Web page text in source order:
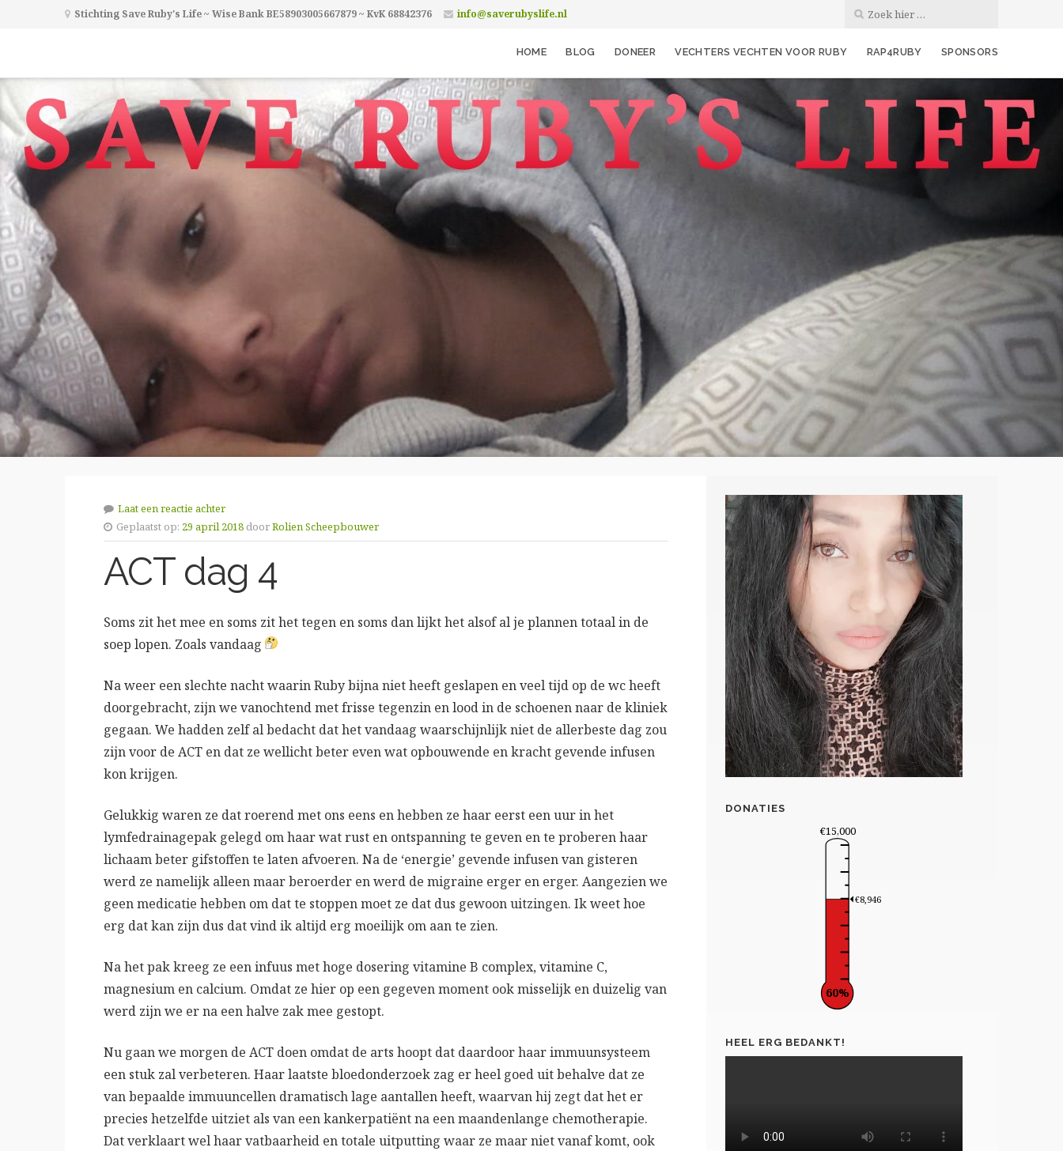
Stichting Save Ruby's Life ~ Wise Bank BE58903005667879 ~ KvK 68842376 info@saverubyslife.nl
HOME BLOG DONEER VECHTERS VECHTEN VOOR RUBY RAP4RUBY SPONSORS
Laat een reactie achter
Geplaatst op: 29 april 2018 doorRolien Scheepbouwer
ACT dag 4
Soms zit het mee en soms zit het tegen en soms dan lijkt het alsof al je plannen totaal in de
soep lopen. Zoals vandaag
Na weer een slechte nacht waarin Ruby bijna niet heeft geslapen en veel tijd op de wc heeft
doorgebracht, zijn we vanochtend met frisse tegenzin en lood in de schoenen naar de kliniek
gegaan. We hadden zelf al bedacht dat het vandaag waarschijnlijk niet de allerbeste dag zou
zijn voor de ACT en dat ze wellicht beter even wat opbouwende en kracht gevende infusen
kon krijgen.
Gelukkig waren ze dat roerend met ons eens en hebben ze haar eerst een uur in het
lymfedrainagepak gelegd om haar wat rust en ontspanning te geven en te proberen haar
lichaam beter gifstoffen te laten afvoeren. Na de ‘energie’ gevende infusen van gisteren
werd ze namelijk alleen maar beroerder en werd de migraine erger en erger. Aangezien we
geen medicatie hebben om dat te stoppen moet ze dat dus gewoon uitzingen. Ik weet hoe
erg dat kan zijn dus dat vind ik altijd erg moeilijk om aan te zien.
Na het pak kreeg ze een infuus met hoge dosering vitamine B complex, vitamine C,
magnesium en calcium. Omdat ze hier op een gegeven moment ook misselijk en duizelig van
werd zijn we er na een halve zak mee gestopt.
Nu gaan we morgen de ACT doen omdat de arts hoopt dat daardoor haar immuunsysteem
een stuk zal verbeteren. Haar laatste bloedonderzoek zag er heel goed uit behalve dat ze
van bepaalde immuuncellen dramatisch lage aantallen heeft, waarvan hij zegt dat het er
precies hetzelfde uitziet als van een kankerpatiënt na een maandenlange chemotherapie.
Dat verklaart wel haar vatbaarheid en totale uitputting waar ze maar niet vanaf komt, ook
DONATIES
€15,000
€8,946
60%
HEEL ERG BEDANKT!